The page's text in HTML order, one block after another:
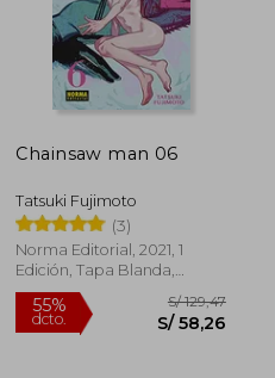
dcto.
Chainsaw man 06
Tatsuki Fujimoto
(3)
Norma Editorial, 2021, 1
Edición, Tapa Blanda,
Nuevo